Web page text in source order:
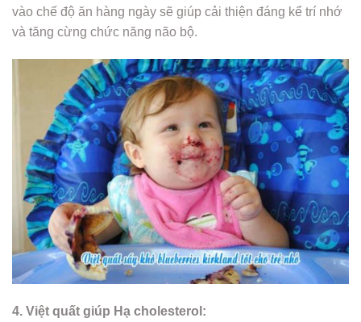
vào chế độ ăn hàng ngày sẽ giúp cải thiện đáng kể trí nhớ
và tăng cừng chức năng não bộ.
4. Việt quất giúp Hạ cholesterol: